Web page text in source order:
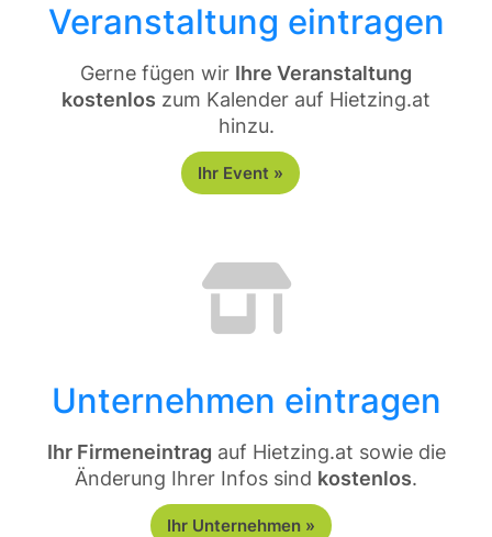
Veranstaltung eintragen
Gerne fügen wir Ihre Veranstaltung
kostenlos zum Kalender auf Hietzing.at
hinzu.
Ihr Event »
Unternehmen eintragen
Ihr Firmeneintrag auf Hietzing.at sowie die
Änderung Ihrer Infos sind kostenlos.
Ihr Unternehmen »